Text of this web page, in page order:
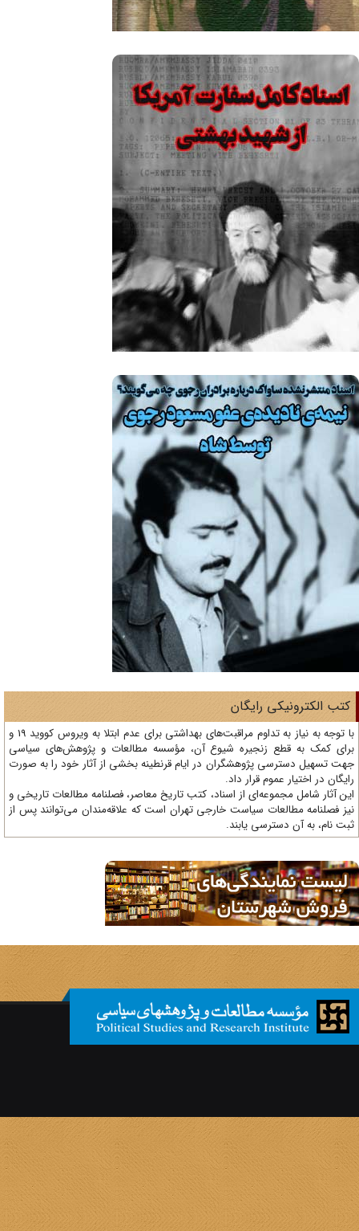
الکترونیکی رایگان
با توجه به نیاز به تداوم مراقبت‌های بهداشتی برای عدم ابتلا به ویروس کووید 19 و
کمک به قطع زنجیره شیوع آن، مؤسسه مطالعات و پژوهش‌های سیاسی
تسهیل دسترسی پژوهشگران در ایام قرنطینه بخشی از آثار خود را به صورت
در اختیار عموم قرار داد.
آثار شامل مجموعه‌ای از اسناد، کتب تاریخ معاصر، فصلنامه‌ مطالعات تاریخی و
فصلنامه مطالعات سیاست خارجی تهران است که علاقه‌مندان می‌توانند پس از
نام، به آن دسترسی یابند.